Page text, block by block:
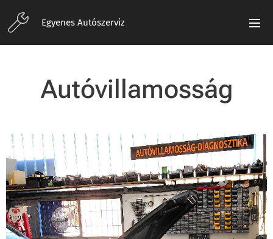
Egyenes Autószerviz
Autóvillamosság